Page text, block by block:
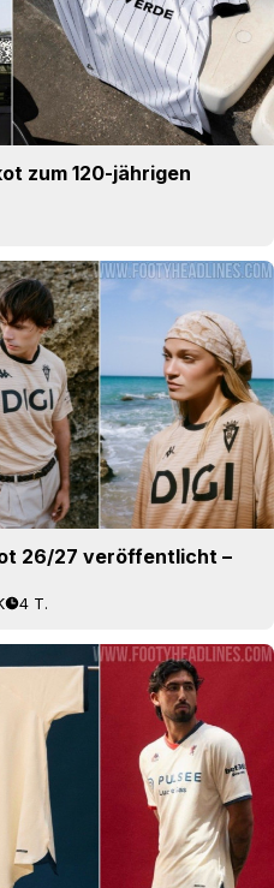
zum 120-jährigen
26/27 veröffentlicht –
4 T.